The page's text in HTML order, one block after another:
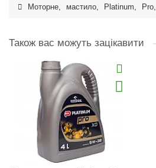
Моторне, мастило, Platinum, Pro,
Також вас можуть зацікавити